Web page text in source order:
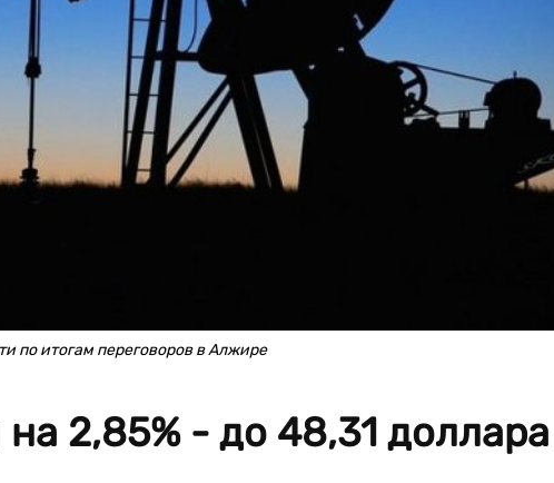
по итогам переговоров в Алжире
2,85% - до 48,31 доллара